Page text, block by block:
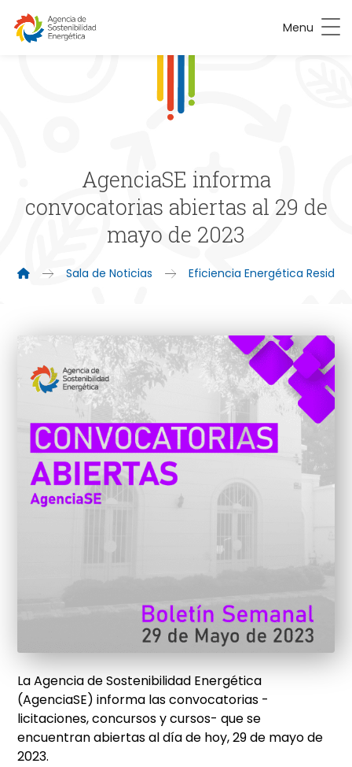
Menu
AgenciaSE informa
convocatorias abiertas al 29 de
mayo de 2023
Sala de Noticias Eficiencia Energética
La Agencia de Sostenibilidad Energética
(AgenciaSE) informa las convocatorias -
licitaciones, concursos y cursos- que se
encuentran abiertas al día de hoy, 29 de mayo de
2023.